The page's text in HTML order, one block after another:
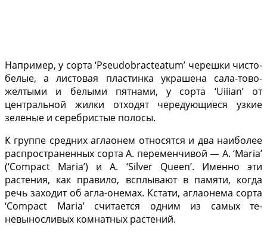
Например, у сорта ‘Pseudobracteatum’ череш­ки чисто-
белые, а листовая пластинка украшена сала-тово-
желтыми и белыми пятнами, у сорта ‘Uiiian’ от
центральной жилки отхо­дят чередующиеся узкие
зеленые и серебристые по­лосы.
К группе средних агла­онем относятся и два на­иболее
распространенных сорта А. переменчивой — A. ‘Maria’
(‘Compact Maria’) и A. ‘Silver Queen’. Именно эти
растения, как правило, всплывают в памяти, ког­да
речь заходит об агла-онемах. Кстати, аглаонема сорта
‘Compact Maria’ счи­тается одним из самых те­
невыносливых комнатных растений.